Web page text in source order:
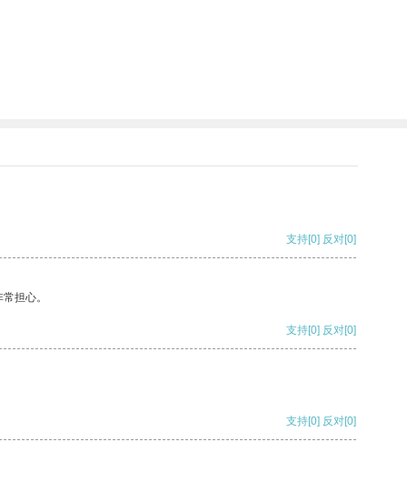
支持[0] 反对[0]
担心。
支持[0] 反对[0]
支持[0] 反对[0]